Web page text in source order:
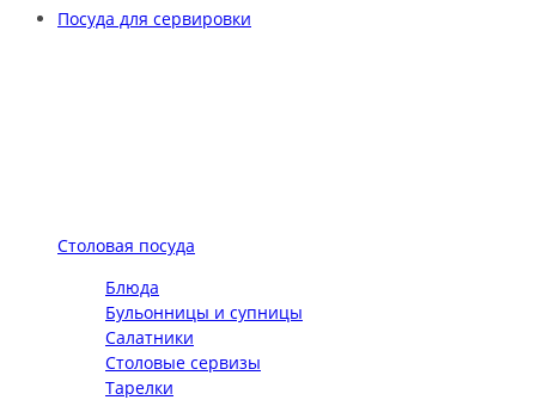
Посуда для сервировки
Столовая посуда
Блюда
Бульонницы и супницы
Салатники
Столовые сервизы
Тарелки